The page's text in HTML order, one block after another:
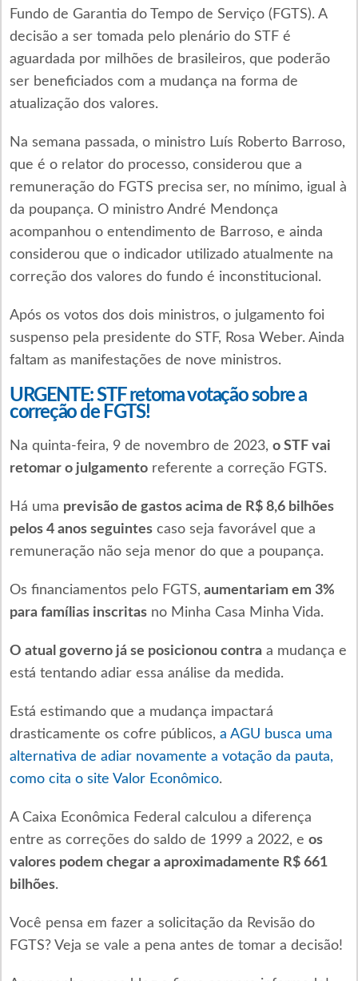
Fundo de Garantia do Tempo de Serviço (FGTS). A
decisão a ser tomada pelo plenário do STF é
aguardada por milhões de brasileiros, que poderão
ser beneficiados com a mudança na forma de
atualização dos valores.
Na semana passada, o ministro Luís Roberto Barroso,
que é o relator do processo, considerou que a
remuneração do FGTS precisa ser, no mínimo, igual à
da poupança. O ministro André Mendonça
acompanhou o entendimento de Barroso, e ainda
considerou que o indicador utilizado atualmente na
correção dos valores do fundo é inconstitucional.
Após os votos dos dois ministros, o julgamento foi
suspenso pela presidente do STF, Rosa Weber. Ainda
faltam as manifestações de nove ministros.
URGENTE: STF retoma votação sobre a
correção de FGTS!
Na quinta-feira, 9 de novembro de 2023, o STF vai
retomar o julgamentoreferente a correção FGTS.
Há uma previsão de gastos acima de R$ 8,6 bilhões
pelos 4 anos seguintescaso seja favorável que a
remuneração não seja menor do que a poupança.
Os financiamentos pelo FGTS, aumentariam em 3%
para famílias inscritasno Minha Casa Minha Vida.
O atual governo já se posicionou contraa mudança e
está tentando adiar essa análise da medida.
Está estimando que a mudança impactará
drasticamente os cofre públicos, a AGU busca uma
alternativa de adiar novamente a votação da pauta,
como cita o site Valor Econômico.
A Caixa Econômica Federal calculou a diferença
entre as correções do saldo de 1999 a 2022, e os
valores podem chegar a aproximadamente R$ 661
bilhões.
Você pensa em fazer a solicitação da Revisão do
FGTS? Veja se vale a pena antes de tomar a decisão!